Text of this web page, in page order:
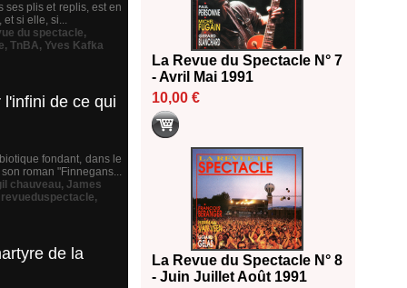
ses plis et replis, est en
et si elle, si...
du spectacle,
, TnBA, Yves Kafka
de ce qui
fondant, dans le
roman "Finnegans...
chauveau, James
revueduspectacle,
de la
La Revue du Spectacle N° 7
- Avril Mai 1991
10,00 €
La Revue du Spectacle N° 8
- Juin Juillet Août 1991